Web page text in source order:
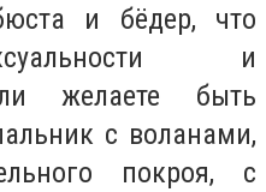
и бёдер, что
и
желаете быть
с воланами,
покроя, с